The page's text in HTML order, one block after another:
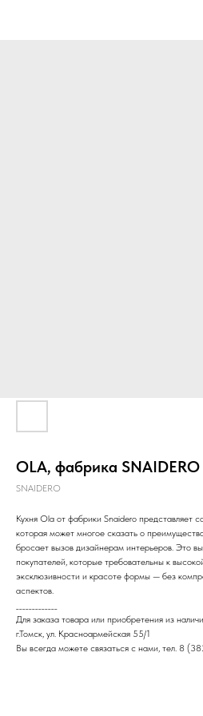
OLA, фабрика SNAIDERO
SNAIDERO
Кухня Ola от фабрики Snaidero представляет
которая может многое сказать о
бросает вызов дизайнерам интерьеров. Это
покупателей, которые требовательны к
эксклюзивности и красоте формы — без
аспектов.
Для заказа товара или приобретения из
г.Томск, ул. Красноармейская 55/1
Вы всегда можете связаться с нами, тел. 8